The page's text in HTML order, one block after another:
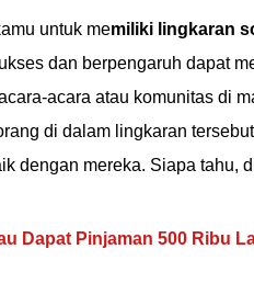
untuk memiliki lingkaran
dan berpengaruh dapat
acara atau komunitas di
di dalam lingkaran
dengan mereka. Siapa tahu,
Dapat Pinjaman 500 Ribu